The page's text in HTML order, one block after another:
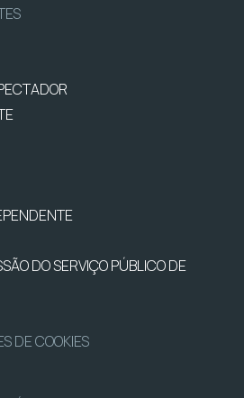
DO SERVIÇO PÚBLICO DE
DE COOKIES